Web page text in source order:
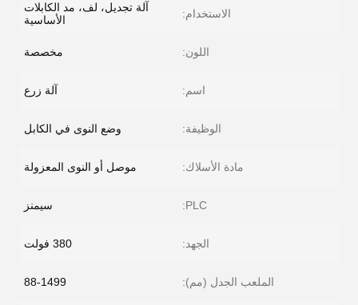
الاستخدام:
آلة تجديل، لف، مد الكابلات
الأساسية
اللون: مخصصة
اسم: آلة زرع
الوظيفة: وضع النوى في الكابل
مادة الأسلاك: موصل أو النوى المعزولة
PLC: سيمنز
الجهد: 380 فولت
الملعب الجدل (مم): 88-1499